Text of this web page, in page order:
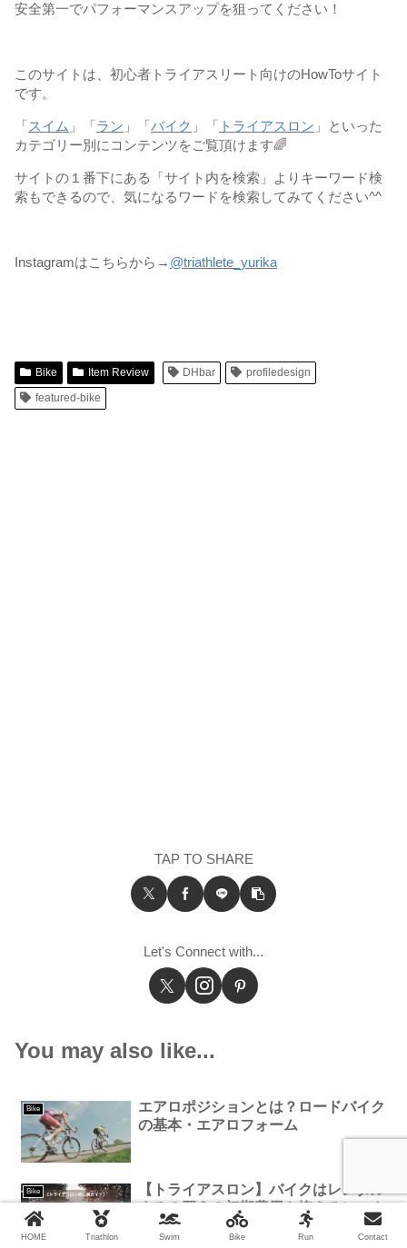
安全第一でパフォーマンスアップを狙ってください！
このサイトは、初心者トライアスリート向けのHowToサイト
です。
「 スイム 」「 ラン 」「 バイク 」「 トライアスロン 」といった
カテゴリー別にコンテンツをご覧頂けます🌈
サイトの１番下にある「サイト内を検索」よりキーワード検
索もできるので、気になるワードを検索してみてください^^
Instagramはこちらから→ @triathlete_yurika
Bike Item Review DHbar
profiledesign
featured-bike
TAP TO SHARE
Let's Connect with...
You may also like...
Bike
エアロポジションとは？ロードバイク
の基本・エアロフォーム
Bike
【トライアスロン】バイクはレンタル
する？買う？初期費用を抑えるレンタ
ル活用法
HOME Triathlon Swim Bike Run Contact